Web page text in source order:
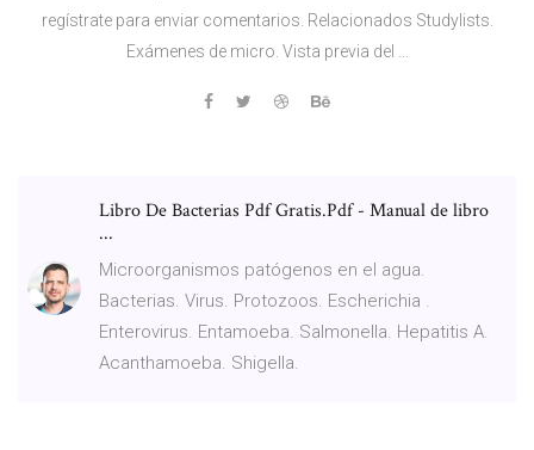
regístrate para enviar comentarios. Relacionados Studylists.
Exámenes de micro. Vista previa del …
Libro De Bacterias Pdf Gratis.Pdf - Manual de libro
...
Microorganismos patógenos en el agua.
Bacterias. Virus. Protozoos. Escherichia .
Enterovirus. Entamoeba. Salmonella. Hepatitis A.
Acanthamoeba. Shigella.